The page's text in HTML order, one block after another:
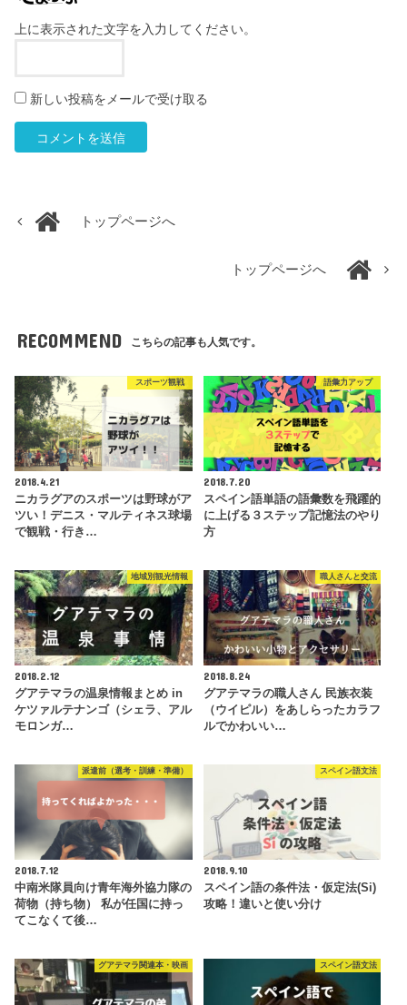
上に表示された文字を入力してください。
新しい投稿をメールで受け取る
トップページへ
トップページへ
RECOMMEND こちらの記事も人気です。
スポーツ観戦
2018.4.21
ニカラグアのスポーツは野球がア
ツい！デニス・マルティネス球場
で観戦・行き…
語彙力アップ
2018.7.20
スペイン語単語の語彙数を飛躍的
に上げる３ステップ記憶法のやり
方
地域別観光情報
2018.2.12
グアテマラの温泉情報まとめ in
ケツァルテナンゴ（シェラ、アル
モロンガ…
職人さんと交流
2018.8.24
グアテマラの職人さん 民族衣装
（ウイピル）をあしらったカラフ
ルでかわいい…
派遣前（選考・訓練・準備）
2018.7.12
中南米隊員向け青年海外協力隊の
荷物（持ち物） 私が任国に持っ
てこなくて後…
スペイン語文法
2018.9.10
スペイン語の条件法・仮定法(Si)
攻略！違いと使い分け
グアテマラ関連本・映画 スペイン語文法